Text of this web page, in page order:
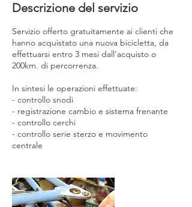
Descrizione del servizio
Servizio offerto gratuitamente ai clienti che
hanno acquistato una nuova bicicletta, da
effettuarsi entro 3 mesi dall'acquisto o
200km. di percorrenza.
In sintesi le operazioni effettuate:
- controllo snodi
- registrazione cambio e sistema frenante
- controllo cerchi
- controllo serie sterzo e movimento
centrale